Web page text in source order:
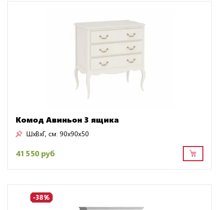
Комод Авиньон 3 ящика
ШxВxГ, см: 90x90x50
41 550 руб
-38%